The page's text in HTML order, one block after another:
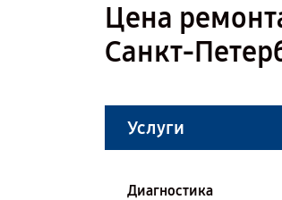
Цена
Санкт-
Услуги
Диагностика